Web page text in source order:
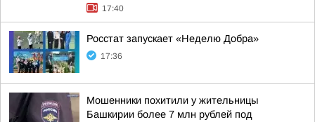
17:40
Росстат запускает «Неделю Добра»
17:36
Мошенники похитили у жительницы
Башкирии более 7 млн рублей под